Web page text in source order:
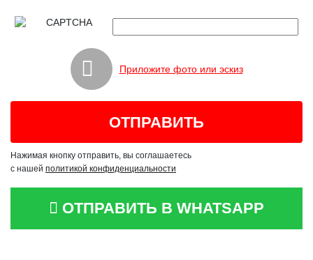
Приложите фото или эскиз
Нажимая кнопку отправить, вы соглашаетесь
с нашей политикой конфиденциальности
ОТПРАВИТЬ В WHATSAPP